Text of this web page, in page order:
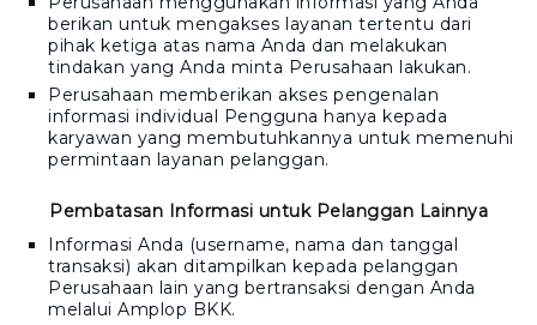
berikan untuk mengakses layanan tertentu dari
pihak ketiga atas nama Anda dan melakukan
tindakan yang Anda minta Perusahaan lakukan.
Perusahaan memberikan akses pengenalan
informasi individual Pengguna hanya kepada
karyawan yang membutuhkannya untuk memenuhi
permintaan layanan pelanggan.
Pembatasan Informasi untuk Pelanggan Lainnya
Informasi Anda (username, nama dan tanggal
transaksi) akan ditampilkan kepada pelanggan
Perusahaan lain yang bertransaksi dengan Anda
melalui Amplop BKK.